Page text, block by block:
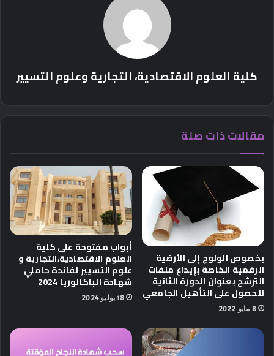
كلية العلوم الاقتصادية، التجارية وعلوم التسيير
مقالات ذات صلة
بخصوص الولوج إلى الأرضية
الرقمية الخاصة بإيداع ملفات
الترشح بعنوان الدورة الثانية
للحصول على التأهيل الجامعي
8 مايو 2022
أبواب مفتوحة على كلية
العلوم الاقتصادية،التجارية و
علوم التسيير لفائدة حاملي
شهادة الباكالوريا 2024
18 يوليو 2024